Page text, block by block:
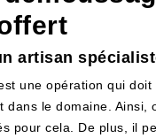
artisan
une opération qui
le domaine.
pour cela. De plus, il